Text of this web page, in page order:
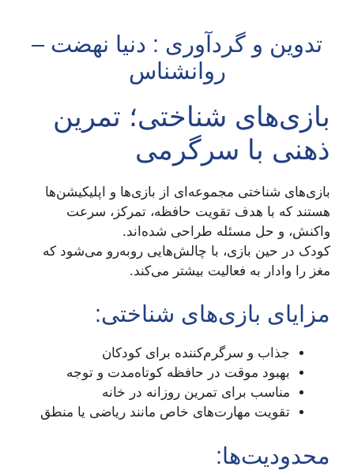
تدوین و گردآوری : دنیا نهضت –
روانشناس
بازی‌های شناختی؛ تمرین
ذهنی با سرگرمی
بازی‌های شناختی مجموعه‌ای از بازی‌ها و اپلیکیشن‌ها
هستند که با هدف تقویت حافظه، تمرکز، سرعت
واکنش، و حل مسئله طراحی شده‌اند.
کودک در حین بازی، با چالش‌هایی روبه‌رو می‌شود که
مغز را وادار به فعالیت بیشتر می‌کند.
مزایای بازی‌های شناختی:
جذاب و سرگرم‌کننده برای کودکان
بهبود موقت در حافظه کوتاه‌مدت و توجه
مناسب برای تمرین روزانه در خانه
تقویت مهارت‌های خاص مانند ریاضی یا منطق
محدودیت‌ها: